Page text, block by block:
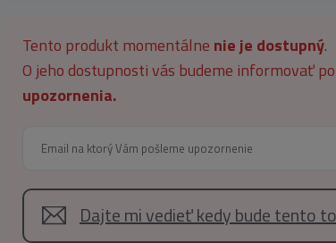
Tento produkt momentálne nie je dostupný.
O jeho dostupnosti vás budeme informovať po
upozornenia.
Dajte mi vedieť kedy bude tento